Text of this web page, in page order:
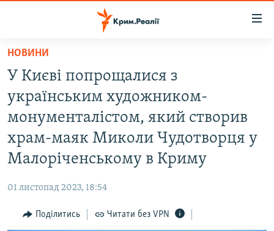
Перейти
основного
матеріалу
Перейти
до
основної
навігації
до
ВІДЕО ТА ФОТО
БЛОГИ
ВСЕ ЗА ДЕНЬ
НОВИНИ
У Києві попрощалися з
українським художником-
монументалістом, який створив
храм-маяк Миколи Чудотворця у
Малоріченському в Криму
01 листопад 2023, 18:54
Поділитись Читати без VPN